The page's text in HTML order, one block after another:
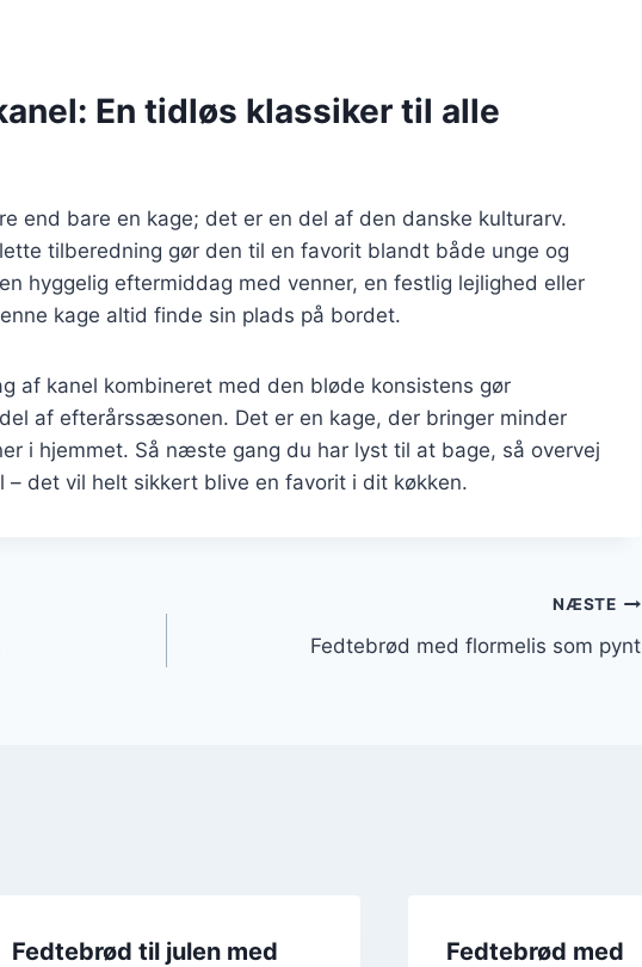
En tidløs klassiker til alle
end bare en kage; det er en del af den danske kulturarv.
tilberedning gør den til en favorit blandt både unge og
hyggelig eftermiddag med venner, en festlig lejlighed eller
kage altid finde sin plads på bordet.
af kanel kombineret med den bløde konsistens gør
af efterårssæsonen. Det er en kage, der bringer minder
i hjemmet. Så næste gang du har lyst til at bage, så overvej
det vil helt sikkert blive en favorit i dit køkken.
NÆSTE
Fedtebrød med flormelis som pynt
Fedtebrød til julen med Fedtebrød med